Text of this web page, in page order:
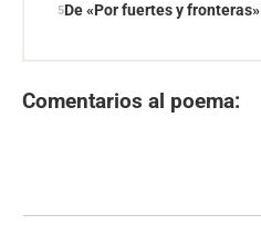
De «Por fuertes y fronteras»
Comentarios al poema: